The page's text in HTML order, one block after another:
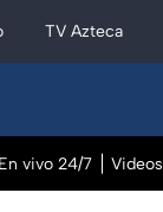
TV Azteca
En vivo 24/7 Videos